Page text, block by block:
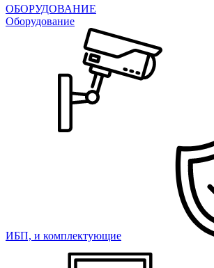
ОБОРУДОВАНИЕ
Оборудование
ИБП, и комплектующие